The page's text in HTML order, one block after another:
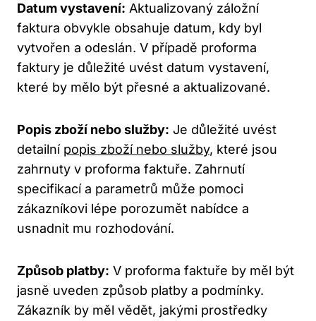
Datum vystavení: Aktualizovaný záložní
faktura obvykle obsahuje datum, kdy byl
vytvořen a odeslán. V případě proforma
faktury je důležité uvést datum vystavení,
které by mělo být přesné a aktualizované.
Popis zboží nebo služby: Je důležité uvést
detailní popis zboží nebo služby, které jsou
zahrnuty v proforma faktuře. Zahrnutí
specifikací a parametrů může pomoci
zákazníkovi lépe porozumět nabídce a
usnadnit mu rozhodování.
Způsob platby: V proforma faktuře by měl být
jasně uveden způsob platby a podmínky.
Zákazník by měl vědět, jakými prostředky